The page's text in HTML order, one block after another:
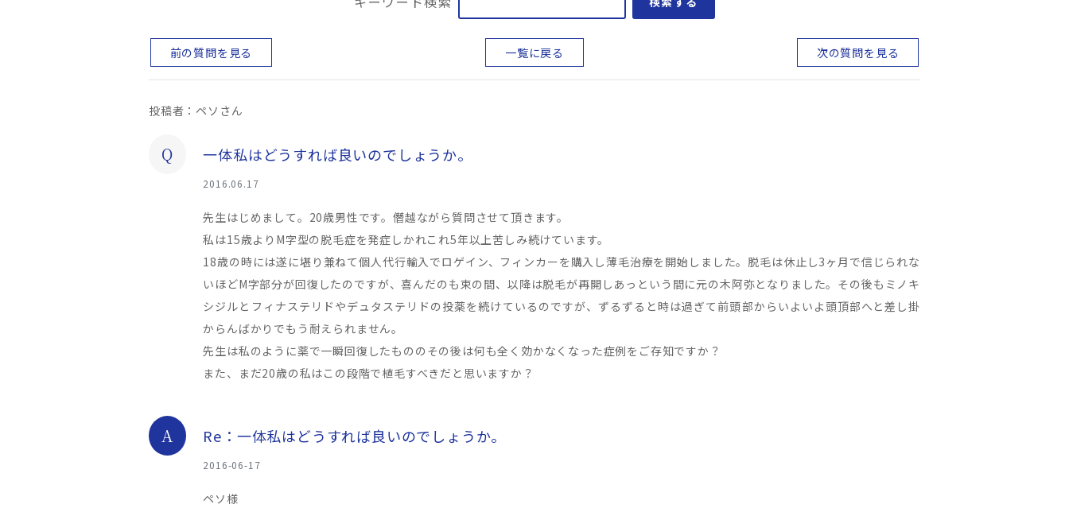
前の質問を見る 一覧に戻る 次の質問を見る
投稿者：ペソさん
Q 一体私はどうすれば良いのでしょうか。
2016.06.17
先生はじめまして。20歳男性です。僭越ながら質問させて頂きます。
私は15歳よりM字型の脱毛症を発症しかれこれ5年以上苦しみ続けています。
18歳の時には遂に堪り兼ねて個人代行輸入でロゲイン、フィンカーを購入し薄毛治療を開始しました。脱毛は休止し3ヶ月で信じられな
いほどM字部分が回復したのですが、喜んだのも束の間、以降は脱毛が再開しあっという間に元の木阿弥となりました。その後もミノキ
シジルとフィナステリドやデュタステリドの投薬を続けているのですが、ずるずると時は過ぎて前頭部からいよいよ頭頂部へと差し掛
からんばかりでもう耐えられません。
先生は私のように薬で一瞬回復したもののその後は何も全く効かなくなった症例をご存知ですか？
また、まだ20歳の私はこの段階で植毛すべきだと思いますか？
A Re：一体私はどうすれば良いのでしょうか。
2016-06-17
ペソ様